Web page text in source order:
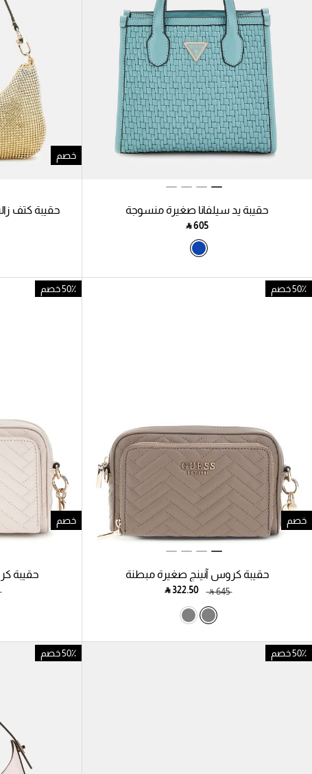
حقيبة يد سيلفانا صغيرة منسوجة
‎ ⃁ ⁦605⁩ ‎
خصم
حقيبة كتف
50٪ خصم
خصم
حقيبة كروس آنينج صغيرة مبطنة
‎ ⃁ ⁦645⁩ ‎
‎ ⃁ ⁦322.50⁩ ‎
50٪ خصم
خصم
حقيبة
50٪ خصم 50٪ خصم